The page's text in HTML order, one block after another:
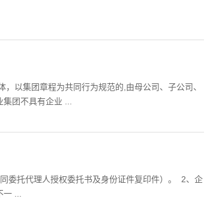
以集团章程为共同行为规范的,由母公司、子公司、
团不具有企业 ...
委托代理人授权委托书及身份证件复印件）。 2、企
...